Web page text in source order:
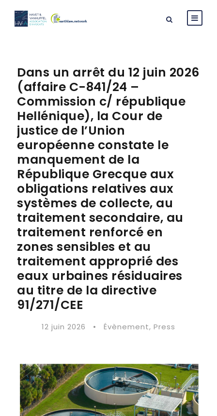
Dans un arrêt du 12 juin 2026
(affaire C-841/24 –
Commission c/ république
Hellénique), la Cour de
justice de l’Union
européenne constate le
manquement de la
République Grecque aux
obligations relatives aux
systèmes de collecte, au
traitement secondaire, au
traitement renforcé en
zones sensibles et au
traitement approprié des
eaux urbaines résiduaires
au titre de la directive
91/271/CEE
12 juin 2026 • Évènement, Press